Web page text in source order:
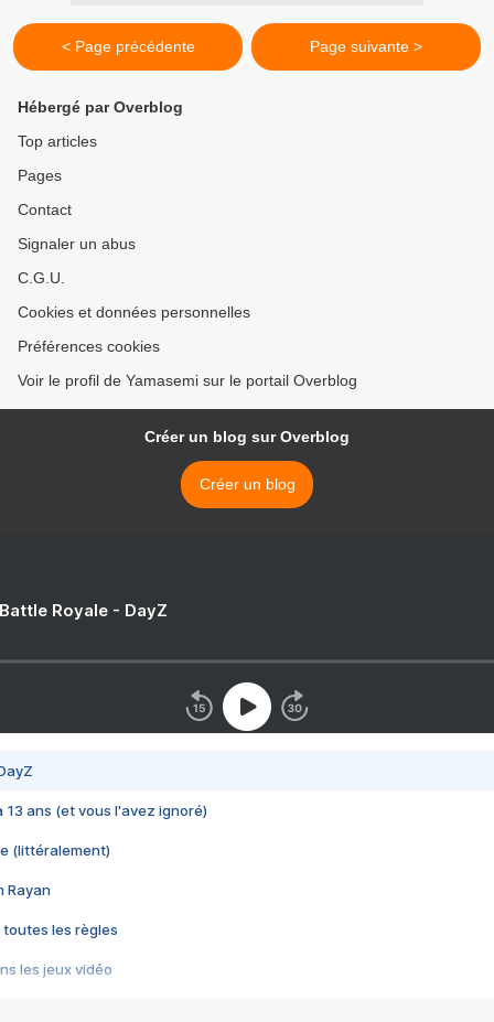
< Page précédente Page suivante >
Hébergé par Overblog
Top articles
Pages
Contact
Signaler un abus
C.G.U.
Cookies et données personnelles
Préférences cookies
Voir le profil de Yamasemi sur le portail Overblog
Créer un blog sur Overblog
Créer un blog
Royale - DayZ
13 ans (et vous l'avez ignoré)
(littéralement)
Rayan
toutes les règles
les jeux vidéo